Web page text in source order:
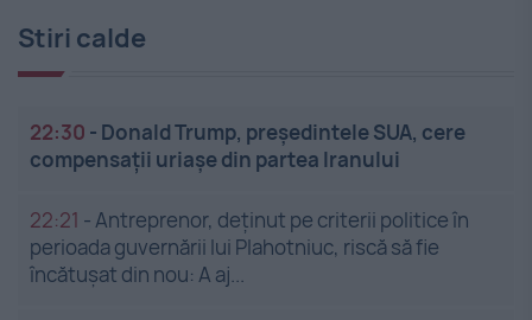
Stiri calde
22:30 - Donald Trump, președintele SUA, cere
compensații uriașe din partea Iranului
22:21 -Antreprenor, deţinut pe criterii politice în
perioada guvernării lui Plahotniuc, riscă să fie
încătuşat din nou: A aj...